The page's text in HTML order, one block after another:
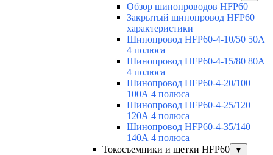
Обзор шинопроводов HFP60
Закрытый шинопровод HFP60
характеристики
Шинопровод HFP60-4-10/50 50А
4 полюса
Шинопровод HFP60-4-15/80 80А
4 полюса
Шинопровод HFP60-4-20/100
100А 4 полюса
Шинопровод HFP60-4-25/120
120А 4 полюса
Шинопровод HFP60-4-35/140
140А 4 полюса
Токосъемники и щетки HFP60
▼